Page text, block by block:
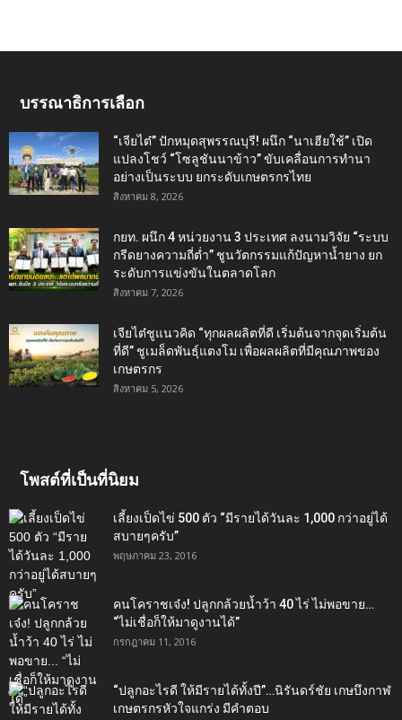
บรรณาธิการเลือก
“เจียไต๋” ปักหมุดสุพรรณบุรี! ผนึก “นาเฮียใช้” เปิด
แปลงโชว์ “โซลูชันนาข้าว” ขับเคลื่อนการทำนา
อย่างเป็นระบบ ยกระดับเกษตรกรไทย
สิงหาคม 8, 2026
กยท. ผนึก 4 หน่วยงาน 3 ประเทศ ลงนามวิจัย “ระบบ
กรีดยางความถี่ต่ำ” ชูนวัตกรรมแก้ปัญหาน้ำยาง ยก
ระดับการแข่งขันในตลาดโลก
สิงหาคม 7, 2026
เจียไต๋ชูแนวคิด “ทุกผลผลิตที่ดี เริ่มต้นจากจุดเริ่มต้น
ที่ดี” ชูเมล็ดพันธุ์แตงโม เพื่อผลผลิตที่มีคุณภาพของ
เกษตรกร
สิงหาคม 5, 2026
โพสต์ที่เป็นที่นิยม
เลี้ยงเป็ดไข่ 500 ตัว “มีรายได้วันละ 1,000 กว่าอยู่ได้
สบายๆครับ”
พฤษภาคม 23, 2016
คนโคราชเจ๋ง! ปลูกกล้วยน้ำว้า 40 ไร่ ไม่พอขาย…
“ไม่เชื่อก็ให้มาดูงานได้”‬
กรกฎาคม 11, 2016
“ปลูกอะไรดี ให้มีรายได้ทั้งปี”…นิรันดร์ชัย เกษบึงกาฬ
เกษตรกรหัวใจแกร่ง มีคำตอบ